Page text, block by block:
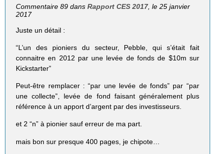
Commentaire 89 dansRapport CES 2017, le 25 janvier
2017
Juste un détail :
“L’un des pioniers du secteur, Pebble, qui s’était fait
connaitre en 2012 par une levée de fonds de $10m sur
Kickstarter”
Peut-être remplacer : “par une levée de fonds” par “par
une collecte”, levée de fond faisant généralement plus
référence à un apport d’argent par des investisseurs.
et 2 “n” à pionier sauf erreur de ma part.
mais bon sur presque 400 pages, je chipote…